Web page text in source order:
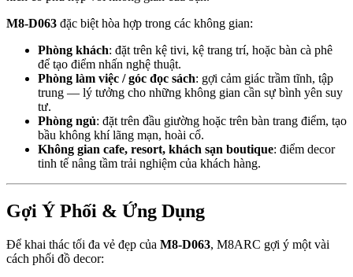
M8-D063 đặc biệt hòa hợp trong các không gian:
Phòng khách: đặt trên kệ tivi, kệ trang trí, hoặc bàn cà phê
để tạo điểm nhấn nghệ thuật.
Phòng làm việc / góc đọc sách: gợi cảm giác trầm tĩnh, tập
trung — lý tưởng cho những không gian cần sự bình yên suy
tư.
Phòng ngủ: đặt trên đầu giường hoặc trên bàn trang điểm, tạo
bầu không khí lãng mạn, hoài cổ.
Không gian cafe, resort, khách sạn boutique: điểm decor
tinh tế nâng tầm trải nghiệm của khách hàng.
Gợi Ý Phối & Ứng Dụng
Để khai thác tối đa vẻ đẹp của M8-D063, M8ARC gợi ý một vài
cách phối đồ decor: